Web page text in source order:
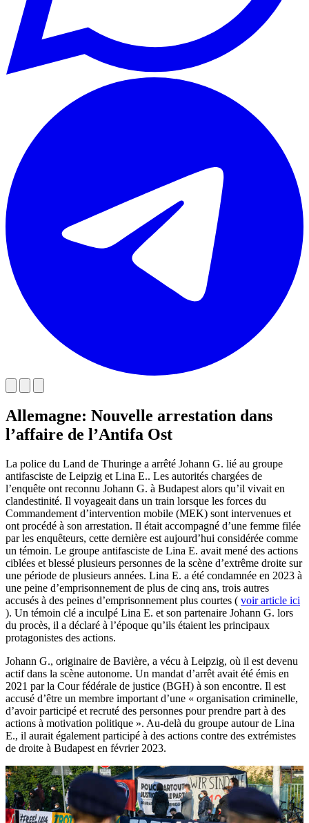
Allemagne: Nouvelle arrestation dans
l’affaire de l’Antifa Ost
La police du Land de Thuringe a arrêté Johann G. lié au groupe
antifasciste de Leipzig et Lina E.. Les autorités chargées de
l’enquête ont reconnu Johann G. à Budapest alors qu’il vivait en
clandestinité. Il voyageait dans un train lorsque les forces du
Commandement d’intervention mobile (MEK) sont intervenues et
ont procédé à son arrestation. Il était accompagné d’une femme filée
par les enquêteurs, cette dernière est aujourd’hui considérée comme
un témoin. Le groupe antifasciste de Lina E. avait mené des actions
ciblées et blessé plusieurs personnes de la scène d’extrême droite sur
une période de plusieurs années. Lina E. a été condamnée en 2023 à
une peine d’emprisonnement de plus de cinq ans, trois autres
accusés à des peines d’emprisonnement plus courtes ( voir article ici
). Un témoin clé a inculpé Lina E. et son partenaire Johann G. lors
du procès, il a déclaré à l’époque qu’ils étaient les principaux
protagonistes des actions.
Johann G., originaire de Bavière, a vécu à Leipzig, où il est devenu
actif dans la scène autonome. Un mandat d’arrêt avait été émis en
2021 par la Cour fédérale de justice (BGH) à son encontre. Il est
accusé d’être un membre important d’une « organisation criminelle,
d’avoir participé et recruté des personnes pour prendre part à des
actions à motivation politique ». Au-delà du groupe autour de Lina
E., il aurait également participé à des actions contre des extrémistes
de droite à Budapest en février 2023.